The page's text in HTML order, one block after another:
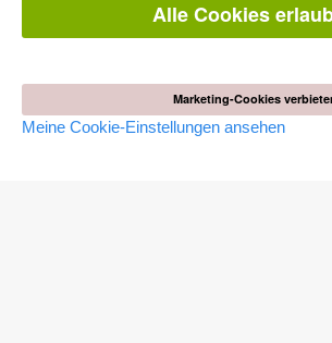
Alle Cookies
Marketing-Cookies
Meine Cookie-Einstellungen ansehen
Alle Autoren
AUTOR WERDEN